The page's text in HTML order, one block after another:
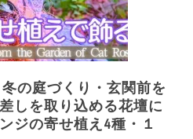
の庭づくり・玄関前を
しを取り込める花壇に
ジの寄せ植え4種・１